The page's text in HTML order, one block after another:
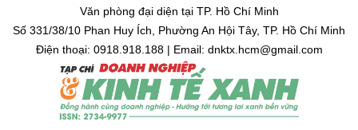
Văn phòng đại diện tại TP. Hồ Chí Minh
Số 331/38/10 Phan Huy Ích, Phường An Hội Tây, TP. Hồ Chí Minh
Điện thoại: 0918.918.188 | Email: dnktx.hcm@gmail.com